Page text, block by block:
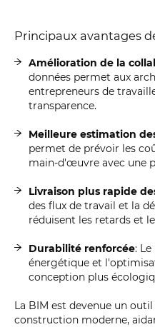
Principaux avantages
Amélioration de la
données permet aux
entrepreneurs de
transparence.
Meilleure estimation
permet de prévoir les
main-d'œuvre avec une
Livraison plus rapide
des flux de travail et la
réduisent les retards et
Durabilité renforcée:
énergétique et
conception plus
La BIM est devenue un
construction moderne,